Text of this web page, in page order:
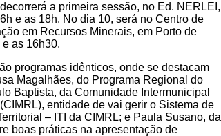
a primeira sessão, no Ed. NERLEI,
e as 18h. No dia 10, será no Centro de
em Recursos Minerais, em Porto de
e as 16h30.
programas idênticos, onde se destacam
Magalhães, do Programa Regional do
Baptista, da Comunidade Intermunicipal
entidade de vai gerir o Sistema de
– ITI da CIMRL; e Paula Susano, da
boas práticas na apresentação de